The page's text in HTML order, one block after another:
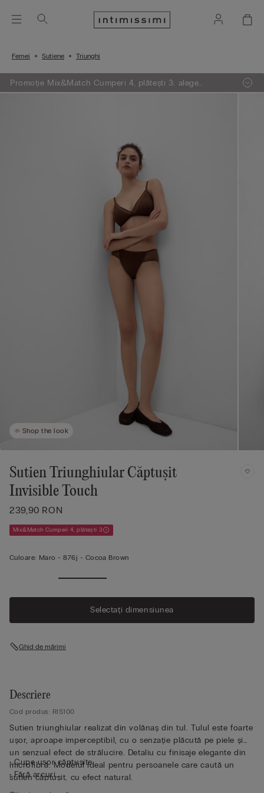
Femei Sutiene Triunghi
Promoție Mix&Match Cumperi 4, plătești 3: alege
articolele preferate din tricotaje, pijamale și furouri,
Shop the look
Sutien Triunghiular Căptușit
Invisible Touch
239,90 RON
Mix&Match Cumperi 4, plătești 3
Culoare: Maro -876j - Cocoa Brown
Selectați dimensiunea
Ghid de mărimi
Descriere
Cod produs: RIS100
Sutien triunghiular realizat din volănaș din tul. Tulul este foarte
ușor, aproape imperceptibil, cu o senzație plăcută pe piele și
un senzual efect de strălucire. Detaliu cu finisaje elegante din
microfibră. Modelul ideal pentru persoanele care caută un
sutien căptușit, cu efect natural.
• Cupe ușor căptușite
• Fără arcuri